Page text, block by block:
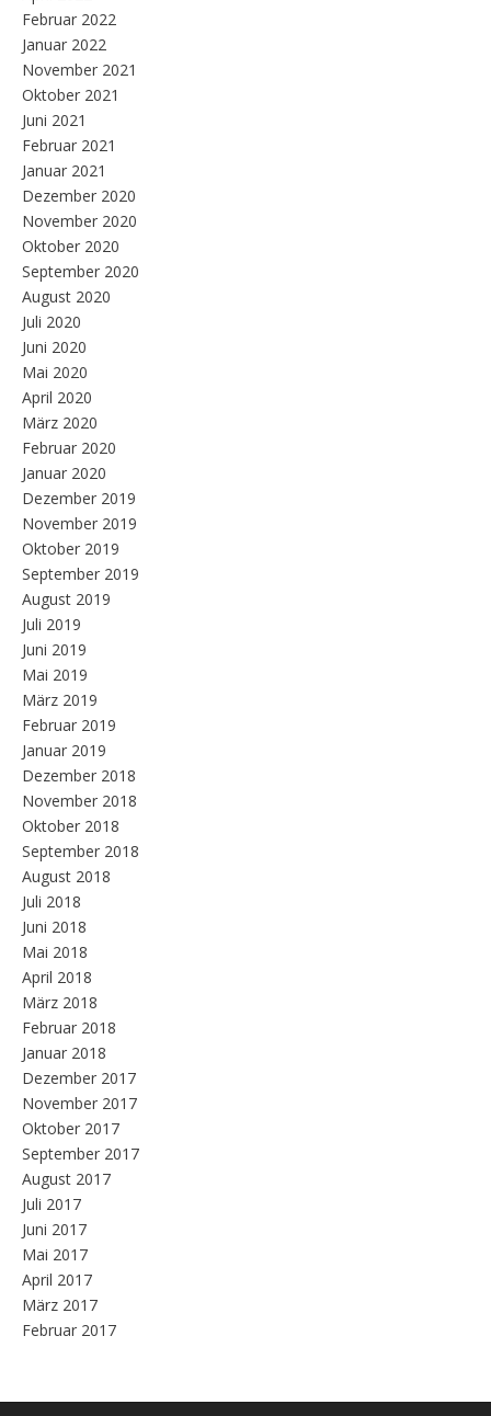
Februar 2022
Januar 2022
November 2021
Oktober 2021
Juni 2021
Februar 2021
Januar 2021
Dezember 2020
November 2020
Oktober 2020
September 2020
August 2020
Juli 2020
Juni 2020
Mai 2020
April 2020
März 2020
Februar 2020
Januar 2020
Dezember 2019
November 2019
Oktober 2019
September 2019
August 2019
Juli 2019
Juni 2019
Mai 2019
März 2019
Februar 2019
Januar 2019
Dezember 2018
November 2018
Oktober 2018
September 2018
August 2018
Juli 2018
Juni 2018
Mai 2018
April 2018
März 2018
Februar 2018
Januar 2018
Dezember 2017
November 2017
Oktober 2017
September 2017
August 2017
Juli 2017
Juni 2017
Mai 2017
April 2017
März 2017
Februar 2017